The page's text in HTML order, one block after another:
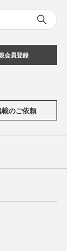
会員登録
のご依頼